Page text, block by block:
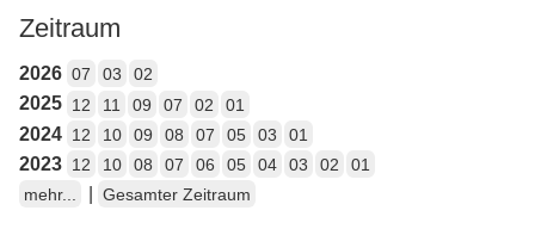
Zeitraum
2026 07 03 02
2025 12 11 09 07 02 01
2024 12 10 09 08 07 05 03 01
2023 12 10 08 07 06 05 04 03 02
01
mehr...
Gesamter Zeitraum